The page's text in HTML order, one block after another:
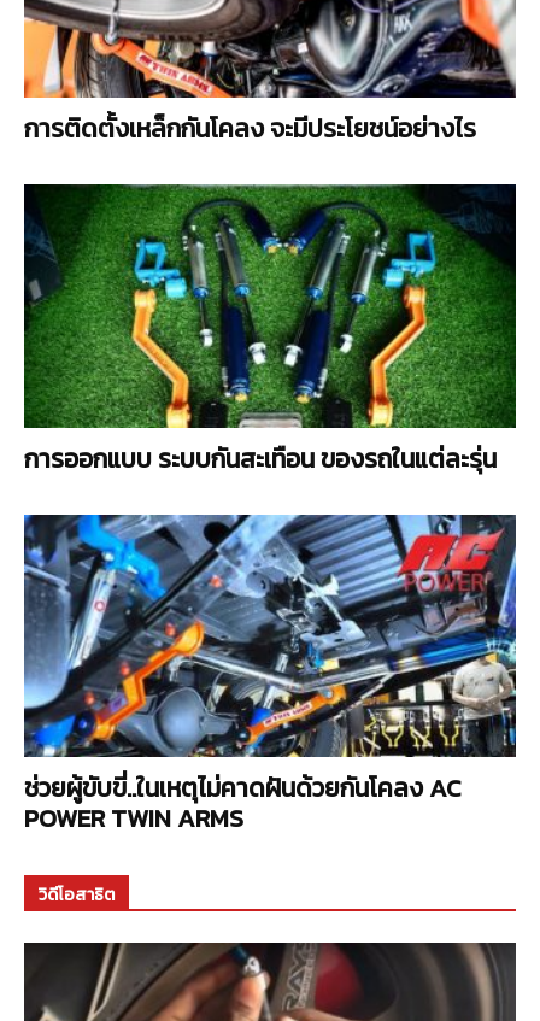
การติดตั้งเหล็กกันโคลง จะมีประโยชน์อย่างไร
การออกแบบ ระบบกันสะเทือน ของรถในแต่ละรุ่น
ช่วยผู้ขับขี่..ในเหตุไม่คาดฝันด้วยกันโคลง AC
POWER TWIN ARMS
วิดีโอสาธิต